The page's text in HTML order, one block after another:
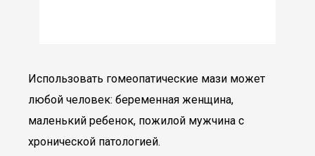
Использовать гомеопатические мази может
любой человек: беременная женщина,
маленький ребенок, пожилой мужчина с
хронической патологией.